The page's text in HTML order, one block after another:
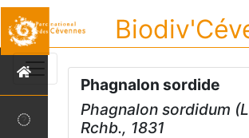
Phagnalon sordide
Phagnalon sordidum
Rchb., 1831